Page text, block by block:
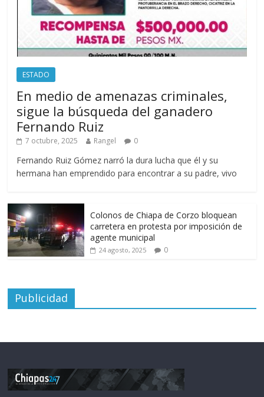
ESTADO
En medio de amenazas criminales,
sigue la búsqueda del ganadero
Fernando Ruiz
7 octubre, 2025 Rangel 0
Fernando Ruiz Gómez narró la dura lucha que él y su
hermana han emprendido para encontrar a su padre, vivo
Colonos de Chiapa de Corzo bloquean
carretera en protesta por imposición de
agente municipal
24 agosto, 2025 0
Publicidad